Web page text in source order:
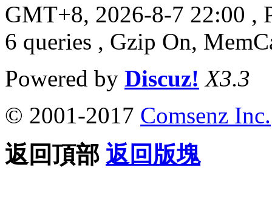
GMT+8, 2026-8-7 22:00 ,
6 queries , Gzip On,
Powered by Discuz! X3.3
© 2001-2017 Comsenz Inc.
返回頂部 返回版塊